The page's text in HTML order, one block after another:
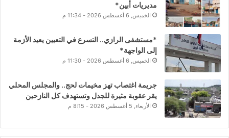
مديريات أبين*
الخميس, 6 أغسطس 2026 - 11:34 م
*مستشفى الرازي.. التسرع في التعيين يعيد الأزمة
إلى الواجهة*
الخميس, 6 أغسطس 2026 - 11:30 م
جريمة اغتصاب تهز مخيمات لحج.. والمجلس المحلي
يقر عقوبة مثيرة للجدل وتستهدف كل النازحين
الأربعاء, 5 أغسطس 2026 - 8:15 م